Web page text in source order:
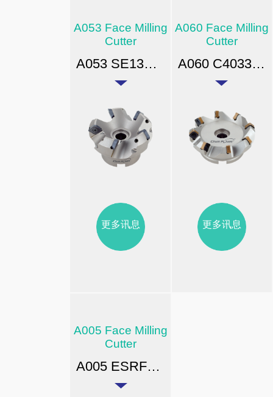
A053 Face Milling
Cutter
A053 SE13高速平面壳型铣刀
更多讯息
A060 Face Milling
Cutter
A060 C4033强力平面铣刀
更多讯息
A005 Face Milling
Cutter
A005 ESRF型高效率切削平面铣刀